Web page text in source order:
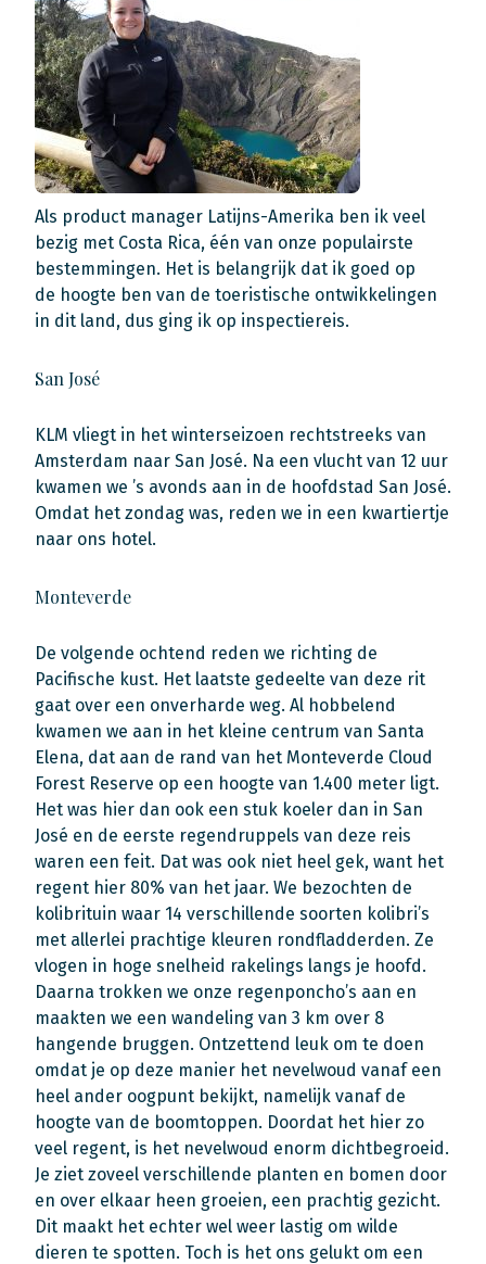
Als product manager Latijns-Amerika ben ik veel
bezig met Costa Rica, één van onze populairste
bestemmingen. Het is belangrijk dat ik goed op
de hoogte ben van de toeristische ontwikkelingen
in dit land, dus ging ik op inspectiereis.
San José
KLM vliegt in het winterseizoen rechtstreeks van
Amsterdam naar San José. Na een vlucht van 12 uur
kwamen we ’s avonds aan in de hoofdstad San José.
Omdat het zondag was, reden we in een kwartiertje
naar ons hotel.
Monteverde
De volgende ochtend reden we richting de
Pacifische kust. Het laatste gedeelte van deze rit
gaat over een onverharde weg. Al hobbelend
kwamen we aan in het kleine centrum van Santa
Elena, dat aan de rand van het Monteverde Cloud
Forest Reserve op een hoogte van 1.400 meter ligt.
Het was hier dan ook een stuk koeler dan in San
José en de eerste regendruppels van deze reis
waren een feit. Dat was ook niet heel gek, want het
regent hier 80% van het jaar. We bezochten de
kolibrituin waar 14 verschillende soorten kolibri’s
met allerlei prachtige kleuren rondfladderden. Ze
vlogen in hoge snelheid rakelings langs je hoofd.
Daarna trokken we onze regenponcho’s aan en
maakten we een wandeling van 3 km over 8
hangende bruggen. Ontzettend leuk om te doen
omdat je op deze manier het nevelwoud vanaf een
heel ander oogpunt bekijkt, namelijk vanaf de
hoogte van de boomtoppen. Doordat het hier zo
veel regent, is het nevelwoud enorm dichtbegroeid.
Je ziet zoveel verschillende planten en bomen door
en over elkaar heen groeien, een prachtig gezicht.
Dit maakt het echter wel weer lastig om wilde
dieren te spotten. Toch is het ons gelukt om een